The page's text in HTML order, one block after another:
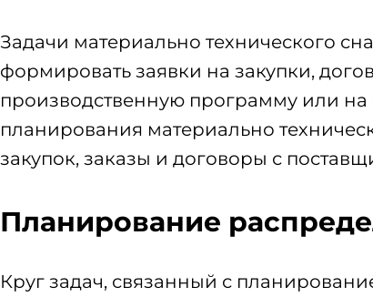
Задачи материально технического
формировать заявки на закупки,
производственную программу или
планирования материально
закупок, заказы и договоры с
Планирование
Круг задач, связанный с